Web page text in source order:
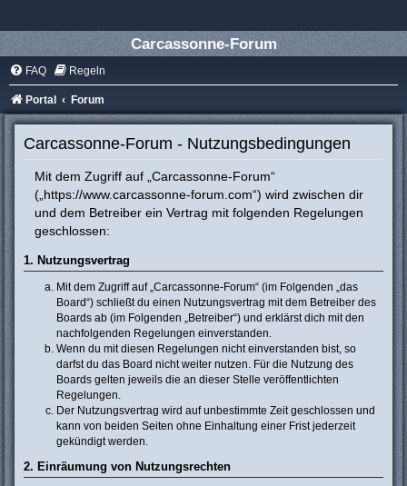
Carcassonne-Forum
FAQ Regeln
Portal Forum
Carcassonne-Forum - Nutzungsbedingungen
Mit dem Zugriff auf „Carcassonne-Forum“
(„https://www.carcassonne-forum.com“) wird zwischen dir
und dem Betreiber ein Vertrag mit folgenden Regelungen
geschlossen:
1. Nutzungsvertrag
Mit dem Zugriff auf „Carcassonne-Forum“ (im Folgenden „das
Board“) schließt du einen Nutzungsvertrag mit dem Betreiber des
Boards ab (im Folgenden „Betreiber“) und erklärst dich mit den
nachfolgenden Regelungen einverstanden.
Wenn du mit diesen Regelungen nicht einverstanden bist, so
darfst du das Board nicht weiter nutzen. Für die Nutzung des
Boards gelten jeweils die an dieser Stelle veröffentlichten
Regelungen.
Der Nutzungsvertrag wird auf unbestimmte Zeit geschlossen und
kann von beiden Seiten ohne Einhaltung einer Frist jederzeit
gekündigt werden.
2. Einräumung von Nutzungsrechten